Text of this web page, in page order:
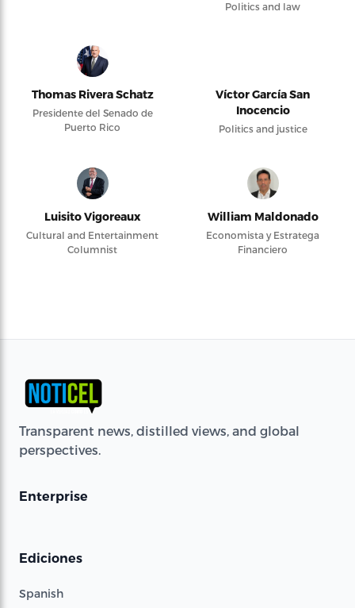
Politics and law
Thomas Rivera Schatz
Presidente del Senado de
Puerto Rico
Víctor García San
Inocencio
Politics and justice
Luisito Vigoreaux
Cultural and Entertainment
Columnist
William Maldonado
Economista y Estratega
Financiero
Transparent news, distilled views, and global
perspectives.
Enterprise
Ediciones
Spanish